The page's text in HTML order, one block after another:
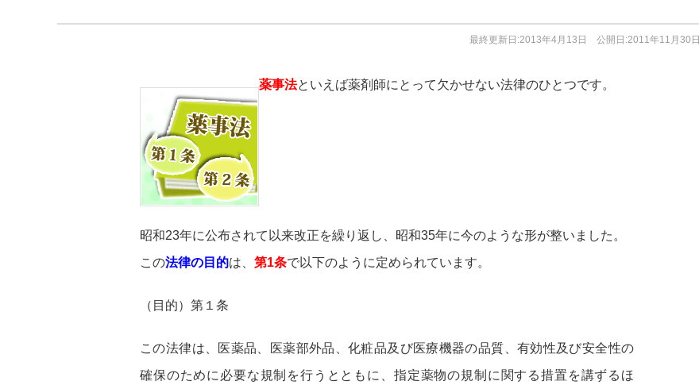
最終更新日:2013年4月13日 公開日:2011年11月30日
薬事法といえば薬剤師にとって欠かせない法律のひとつです。
昭和23年に公布されて以来改正を繰り返し、昭和35年に今のような形が整いました。
この法律の目的は、 第1条で以下のように定められています。
（目的）第１条
この法律は、医薬品、医薬部外品、化粧品及び医療機器の品質、有効性及び安全性の
確保のために必要な規制を行うとともに、指定薬物の規制に関する措置を講ずるほ